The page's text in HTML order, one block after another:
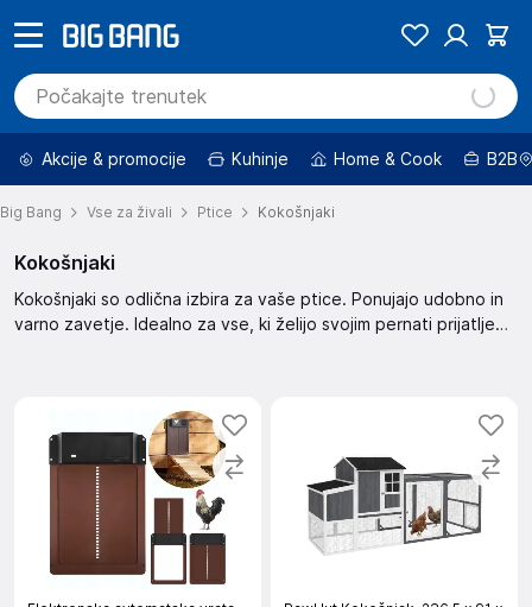
Akcije & promocije Kuhinje Home & Cook B2B
Big Bang Vse za živali Ptice Kokošnjaki
Kokošnjaki
Kokošnjaki so odlična izbira za vaše ptice. Ponujajo udobno in
varno zavetje. Idealno za vse, ki želijo svojim pernati prijatljem